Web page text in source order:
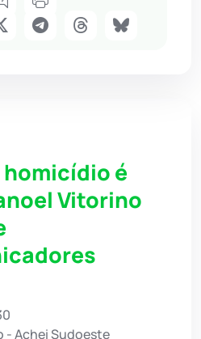
é
Vitorino
- Achei Sudoeste